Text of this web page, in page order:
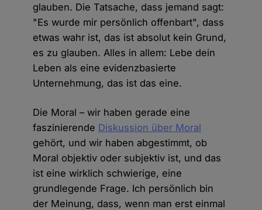
glauben. Die Tatsache, dass jemand sagt:
"Es wurde mir persönlich offenbart", dass
etwas wahr ist, das ist absolut kein Grund,
es zu glauben. Alles in allem: Lebe dein
Leben als eine evidenzbasierte
Unternehmung, das ist das eine.
Die Moral – wir haben gerade eine
faszinierende Diskussion über Moral
gehört, und wir haben abgestimmt, ob
Moral objektiv oder subjektiv ist, und das
ist eine wirklich schwierige, eine
grundlegende Frage. Ich persönlich bin
der Meinung, dass, wenn man erst einmal